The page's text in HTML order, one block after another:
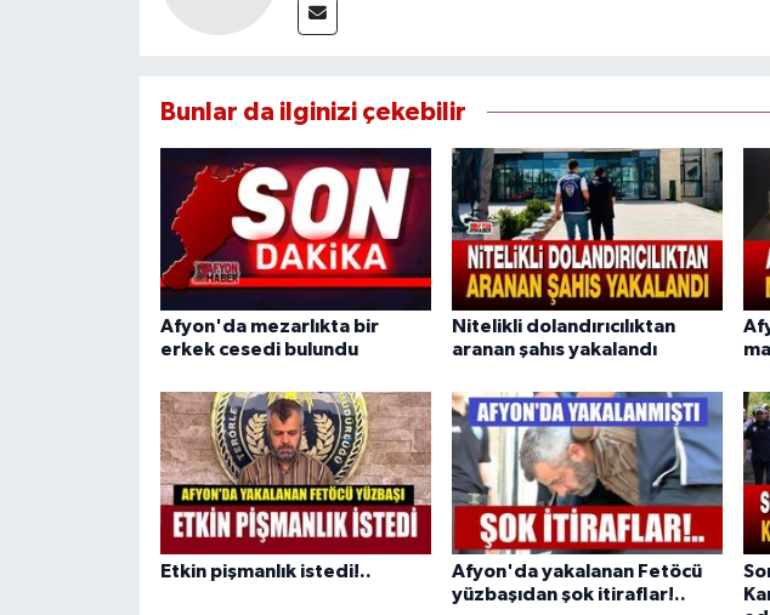
Bunlar da ilginizi çekebilir
Afyon'da mezarlıkta bir
erkek cesedi bulundu
Nitelikli dolandırıcılıktan
aranan şahıs yakalandı
Etkin pişmanlık istedi!..
Afyon'da yakalanan Fetöcü
yüzbaşıdan şok itiraflar!..